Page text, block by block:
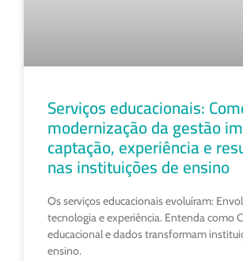
Serviços educacionais:
modernização da gestão
captação, experiência e
nas instituições de ensino
Os serviços educacionais evoluíram:
tecnologia e experiência. Entenda como
educacional e dados transformam
ensino.